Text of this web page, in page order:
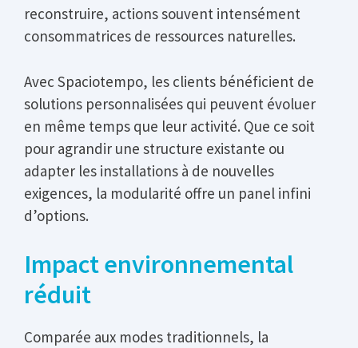
reconstruire, actions souvent intensément
consommatrices de ressources naturelles.
Avec Spaciotempo, les clients bénéficient de
solutions personnalisées qui peuvent évoluer
en même temps que leur activité. Que ce soit
pour agrandir une structure existante ou
adapter les installations à de nouvelles
exigences, la modularité offre un panel infini
d’options.
Impact environnemental
réduit
Comparée aux modes traditionnels, la